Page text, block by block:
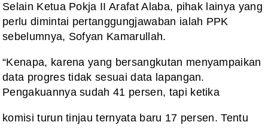
Selain Ketua Pokja II Arafat Alaba, pihak lainya yang
perlu dimintai pertanggungjawaban ialah PPK
sebelumnya, Sofyan Kamarullah.
“Kenapa, karena yang bersangkutan menyampaikan
data progres tidak sesuai data lapangan.
Pengakuannya sudah 41 persen, tapi ketika
komisi turun tinjau ternyata baru 17 persen. Tentu